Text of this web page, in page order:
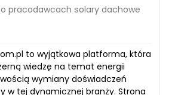
pracodawcach solary dachowe
to wyjątkowa platforma, która
wiedzę na temat energii
wymiany doświadczeń
w tej dynamicznej branży. Strona